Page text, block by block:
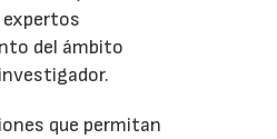
expertos
del ámbito
que permitan